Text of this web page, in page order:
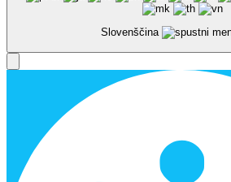
Slovenščina